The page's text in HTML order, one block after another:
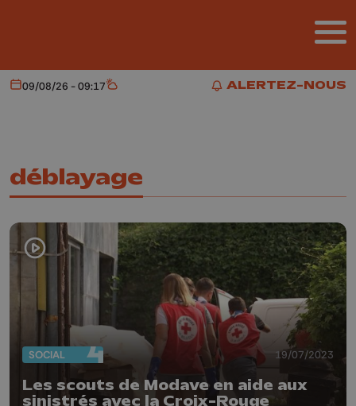
ALERTEZ-NOUS
ALERTEZ-NOUS
Aujourd'hui
09/08/26 - 09:17 Météo
déblayage
SOCIAL 19/07/2023
Les scouts de Modave en aide aux
sinistrés avec la Croix-Rouge